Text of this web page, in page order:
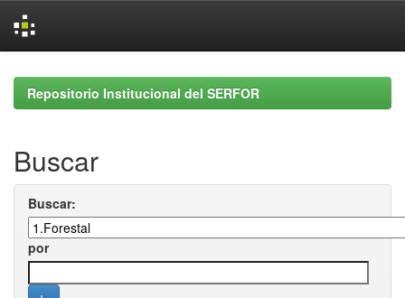
navigationRepositorio Institucional del SERFOR
Buscar
Buscar:
por